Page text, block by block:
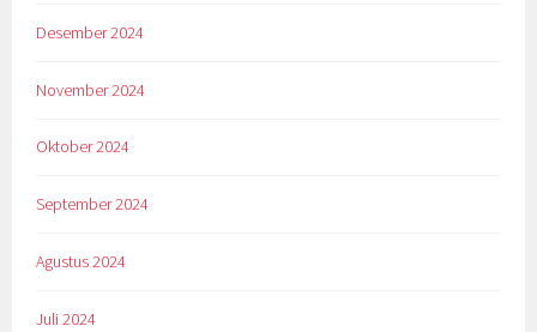
Desember 2024
November 2024
Oktober 2024
September 2024
Agustus 2024
Juli 2024